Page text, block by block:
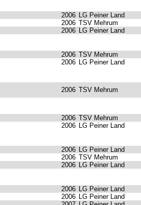
2006 LG Peiner Land
2006 TSV Mehrum
2006 LG Peiner Land
2006 TSV Mehrum
2006 LG Peiner Land
2006 TSV Mehrum
2006 TSV Mehrum
2006 LG Peiner Land
2006 LG Peiner Land
2006 TSV Mehrum
2006 LG Peiner Land
2006 LG Peiner Land
2006 LG Peiner Land